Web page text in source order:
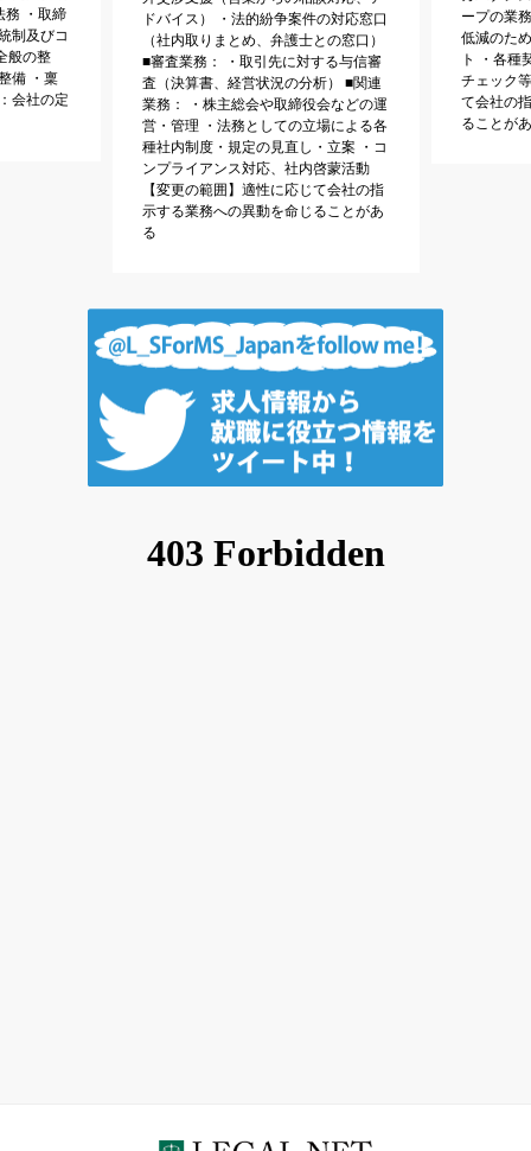
務 ・取締
制及びコ
般の整
備 ・稟
会社の定
ドバイス） ・法的紛争案件の対応窓口
（社内取りまとめ、弁護士との窓口）
■審査業務： ・取引先に対する与信審
査（決算書、経営状況の分析） ■関連
業務： ・株主総会や取締役会などの運
営・管理 ・法務としての立場による各
種社内制度・規定の見直し・立案 ・コ
ンプライアンス対応、社内啓蒙活動
【変更の範囲】適性に応じて会社の指
示する業務への異動を命じることがあ
る
ープの業
低減のた
ト ・各種
チェック
て会社の
ることが